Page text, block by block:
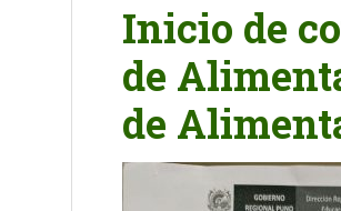
Inicio de
de
de